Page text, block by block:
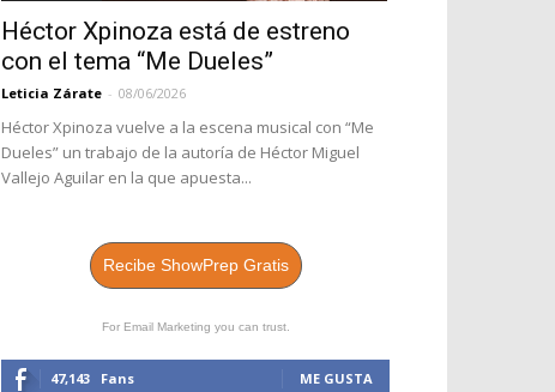
Héctor Xpinoza está de estreno
con el tema “Me Dueles”
Leticia Zárate - 08/06/2026
Héctor Xpinoza vuelve a la escena musical con “Me
Dueles” un trabajo de la autoría de Héctor Miguel
Vallejo Aguilar en la que apuesta...
Recibe ShowPrep Gratis
For Email Marketing you can trust.
47,143 Fans ME GUSTA